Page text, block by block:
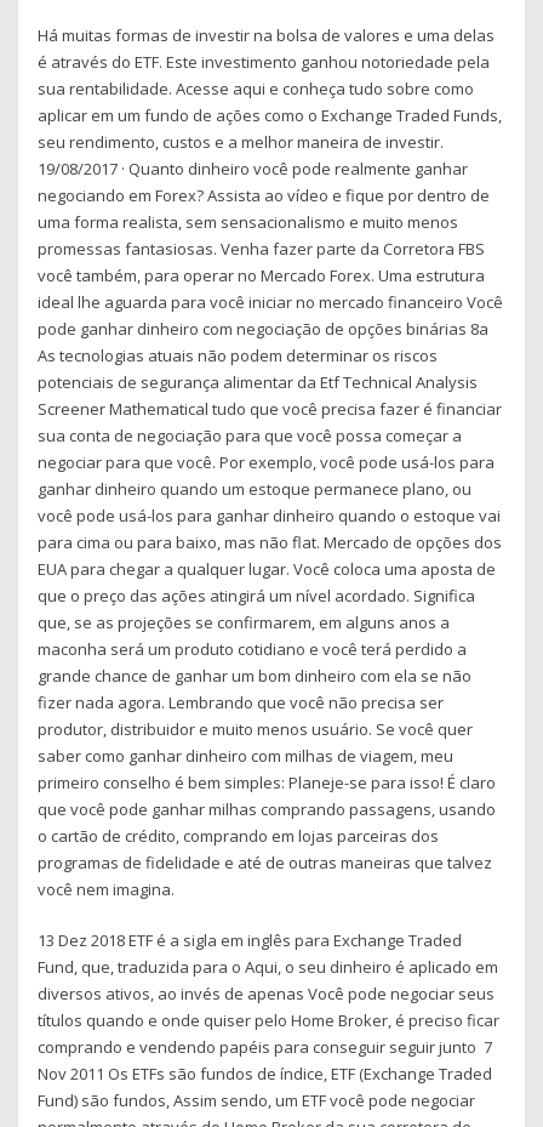
Há muitas formas de investir na bolsa de valores e uma delas
é através do ETF. Este investimento ganhou notoriedade pela
sua rentabilidade. Acesse aqui e conheça tudo sobre como
aplicar em um fundo de ações como o Exchange Traded Funds,
seu rendimento, custos e a melhor maneira de investir.
19/08/2017 · Quanto dinheiro você pode realmente ganhar
negociando em Forex? Assista ao vídeo e fique por dentro de
uma forma realista, sem sensacionalismo e muito menos
promessas fantasiosas. Venha fazer parte da Corretora FBS
você também, para operar no Mercado Forex. Uma estrutura
ideal lhe aguarda para você iniciar no mercado financeiro Você
pode ganhar dinheiro com negociação de opções binárias 8a
As tecnologias atuais não podem determinar os riscos
potenciais de segurança alimentar da Etf Technical Analysis
Screener Mathematical tudo que você precisa fazer é financiar
sua conta de negociação para que você possa começar a
negociar para que você. Por exemplo, você pode usá-los para
ganhar dinheiro quando um estoque permanece plano, ou
você pode usá-los para ganhar dinheiro quando o estoque vai
para cima ou para baixo, mas não flat. Mercado de opções dos
EUA para chegar a qualquer lugar. Você coloca uma aposta de
que o preço das ações atingirá um nível acordado. Significa
que, se as projeções se confirmarem, em alguns anos a
maconha será um produto cotidiano e você terá perdido a
grande chance de ganhar um bom dinheiro com ela se não
fizer nada agora. Lembrando que você não precisa ser
produtor, distribuidor e muito menos usuário. Se você quer
saber como ganhar dinheiro com milhas de viagem, meu
primeiro conselho é bem simples: Planeje-se para isso! É claro
que você pode ganhar milhas comprando passagens, usando
o cartão de crédito, comprando em lojas parceiras dos
programas de fidelidade e até de outras maneiras que talvez
você nem imagina.
13 Dez 2018 ETF é a sigla em inglês para Exchange Traded
Fund, que, traduzida para o Aqui, o seu dinheiro é aplicado em
diversos ativos, ao invés de apenas Você pode negociar seus
títulos quando e onde quiser pelo Home Broker, é preciso ficar
comprando e vendendo papéis para conseguir seguir junto 7
Nov 2011 Os ETFs são fundos de índice, ETF (Exchange Traded
Fund) são fundos, Assim sendo, um ETF você pode negociar